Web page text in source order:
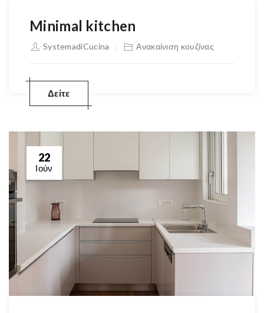
Minimal kitchen
SystemadiCucina Ανακαίνιση κουζίνας
Δείτε
22
Ιούν